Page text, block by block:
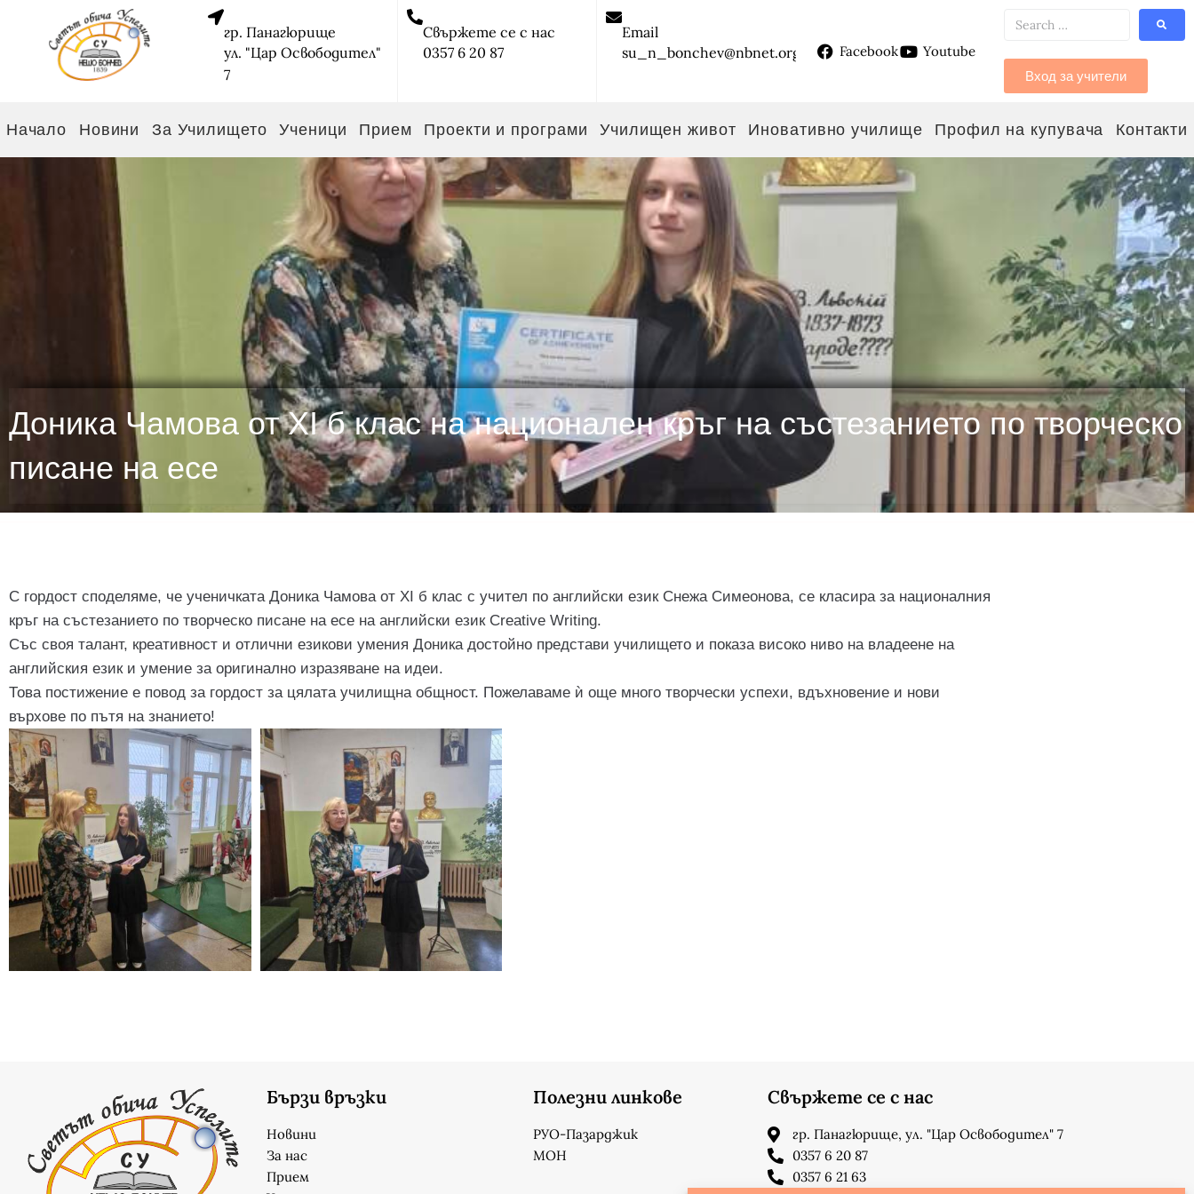
гр. Панагюрище
ул. "Цар Освободител"
7
Свържете се с нас
0357 6 20 87
Email
su_n_bonchev@nbnet.org
Facebook Youtube
Вход за учители
Начало Новини За Училището Ученици Прием Проекти и програми Училищен живот Иновативно училище Профил на купувача Контакти
Доника Чамова от XI б клас на национален кръг на състезанието по творческо
писане на есе
С гордост споделяме, че ученичката Доника Чамова от XI б клас с учител по английски език Снежа Симеонова, се класира за националния
кръг на състезанието по творческо писане на есе на английски език Creative Writing.
Със своя талант, креативност и отлични езикови умения Доника достойно представи училището и показа високо ниво на владеене на
английския език и умение за оригинално изразяване на идеи.
Това постижение е повод за гордост за цялата училищна общност. Пожелаваме ѝ още много творчески успехи, вдъхновение и нови
върхове по пътя на знанието!
Бързи връзки
Новини
За нас
Прием
Полезни линкове
РУО-Пазарджик
МОН
Свържете се с нас
гр. Панагюрище, ул. "Цар Освободител" 7
0357 6 20 87
0357 6 21 63